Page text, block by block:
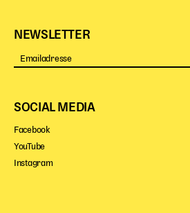
NEWSLETTER
SOCIAL MEDIA
Facebook
YouTube
Instagram